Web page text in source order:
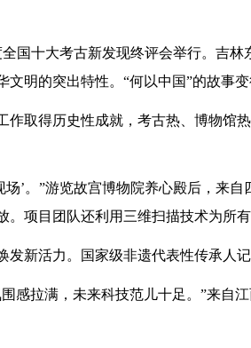
全国十大考古新发现终评会举行。吉
文明的突出特性。“何以中国”的故事
作取得历史性成就，考古热、博物馆
场’。”游览故宫博物院养心殿后，来
。项目团队还利用三维扫描技术为所
发新活力。国家级非遗代表性传承人
感拉满，未来科技范儿十足。”来自